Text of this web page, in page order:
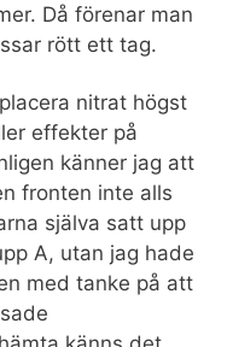
Då förenar man
rött ett tag.
nitrat högst
effekter på
känner jag att
fronten inte alls
själva satt upp
A, utan jag hade
med tanke på att